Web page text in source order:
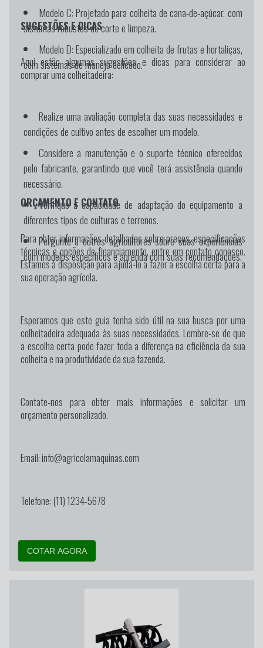
Modelo C: Projetado para colheita de cana-de-açúcar, com
sistemas robustos de corte e limpeza.
Modelo D: Especializado em colheita de frutas e hortaliças,
com sistemas de manejo delicado.
SUGESTÕES E DICAS
Aqui estão algumas sugestões e dicas para considerar ao
comprar uma colheitadeira:
Realize uma avaliação completa das suas necessidades e
condições de cultivo antes de escolher um modelo.
Considere a manutenção e o suporte técnico oferecidos
pelo fabricante, garantindo que você terá assistência quando
necessário.
Verifique a capacidade de adaptação do equipamento a
diferentes tipos de culturas e terrenos.
Pergunte a outros agricultores sobre suas experiências
com modelos específicos e aprenda com suas recomendações.
ORÇAMENTO E CONTATO
Para obter informações detalhadas sobre preços, especificações
técnicas e opções de financiamento, entre em contato conosco.
Estamos à disposição para ajudá-lo a fazer a escolha certa para a
sua operação agrícola.
Esperamos que este guia tenha sido útil na sua busca por uma
colheitadeira adequada às suas necessidades. Lembre-se de que
a escolha certa pode fazer toda a diferença na eficiência da sua
colheita e na produtividade da sua fazenda.
Contate-nos para obter mais informações e solicitar um
orçamento personalizado.
Email: info@agricolamaquinas.com
Telefone: (11) 1234-5678
COTAR AGORA